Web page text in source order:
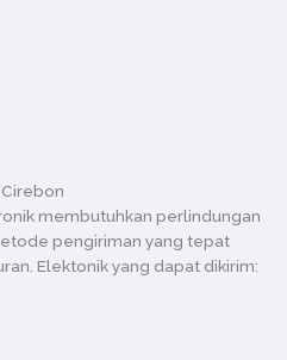
membutuhkan perlindungan
pengiriman yang tepat
Elektonik yang dapat dikirim: